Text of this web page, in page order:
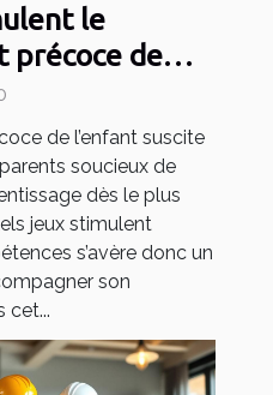
le
précoce de
de l’enfant suscite
soucieux de
dès le plus
jeux stimulent
s’avère donc un
son
cet...